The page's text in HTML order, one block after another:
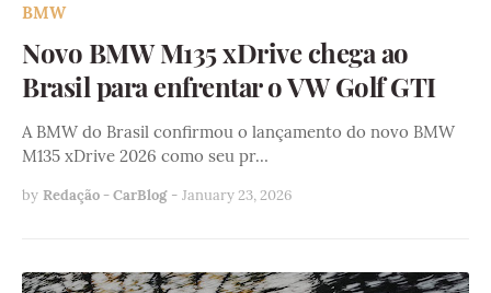
BMW
Novo BMW M135 xDrive chega ao
Brasil para enfrentar o VW Golf GTI
A BMW do Brasil confirmou o lançamento do novo BMW
M135 xDrive 2026 como seu pr…
by Redação - CarBlog - January 23, 2026